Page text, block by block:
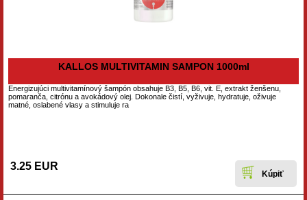
KALLOS MULTIVITAMIN SAMPON 1000ml
Energizujúci multivitamínový šampón obsahuje B3, B5, B6, vit. E, extrakt ženšenu,
pomaranča, citrónu a avokádový olej. Dokonale čistí, vyživuje, hydratuje, oživuje
matné, oslabené vlasy a stimuluje ra
3.25 EUR